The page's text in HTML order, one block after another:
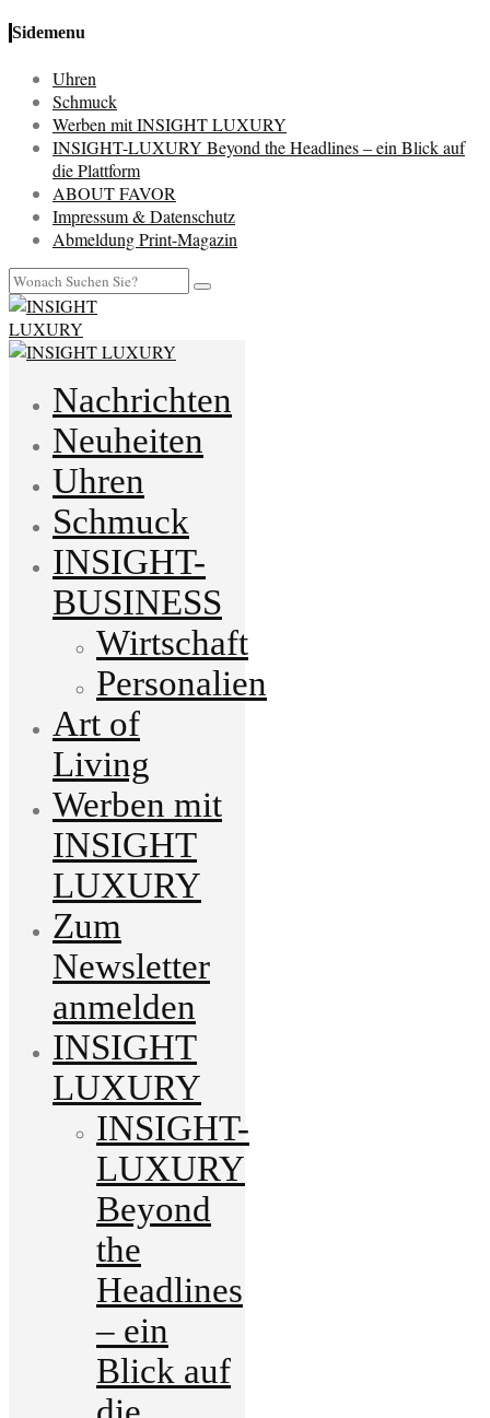
Sidemenu
Uhren
Schmuck
Werben mit INSIGHT LUXURY
INSIGHT-LUXURY Beyond the Headlines – ein Blick auf
die Plattform
ABOUT FAVOR
Impressum & Datenschutz
Abmeldung Print-Magazin
Nachrichten
Neuheiten
Uhren
Schmuck
INSIGHT-
BUSINESS
Wirtschaft
Personalien
Art of
Living
Werben mit
INSIGHT
LUXURY
Zum
Newsletter
anmelden
INSIGHT
LUXURY
INSIGHT-
LUXURY
Beyond
the
Headlines
– ein
Blick auf